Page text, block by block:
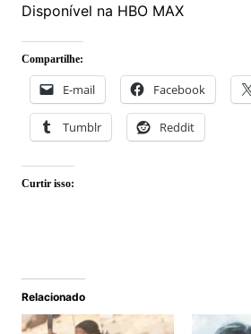
Disponível na HBO MAX
Compartilhe:
E-mail Facebook
Tumblr Reddit
Curtir isso:
Relacionado